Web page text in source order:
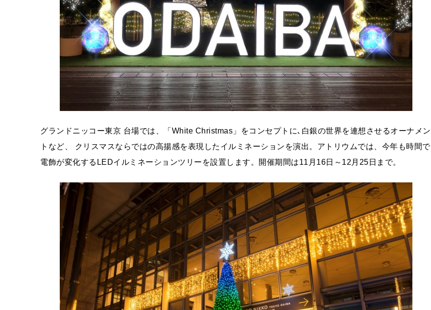
グランドニッコー東京 台場では、「White Christmas」をコンセプトに､白銀の世界を連想させるオーナメン
トなど、 クリスマスならではの高揚感を表現したイルミネーションを演出。アトリウムでは、今年も時間で
電飾が変化するLEDイルミネーションツリーを設置します。開催期間は11月16日～12月25日まで。